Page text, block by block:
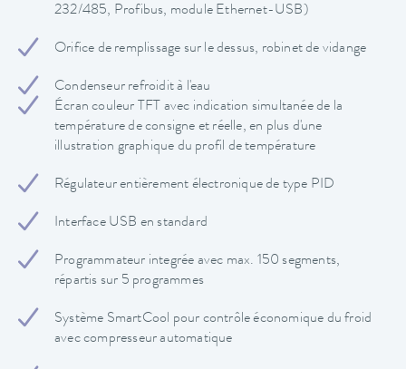
232/485, Profibus, module Ethernet-USB)
Orifice de remplissage sur le dessus, robinet de vidange
Condenseur refroidit à l'eau
Écran couleur TFT avec indication simultanée de la
température de consigne et réelle, en plus d'une
illustration graphique du profil de température
Régulateur entièrement électronique de type PID
Interface USB en standard
Programmateur integrée avec max. 150 segments,
répartis sur 5 programmes
Système SmartCool pour contrôle économique du froid
avec compresseur automatique